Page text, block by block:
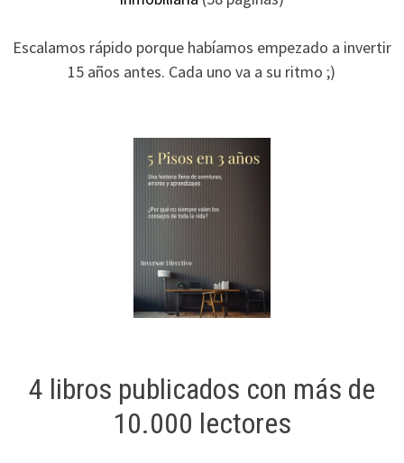
Escalamos rápido porque habíamos empezado a invertir
15 años antes. Cada uno va a su ritmo ;)
4 libros publicados con más de
10.000 lectores